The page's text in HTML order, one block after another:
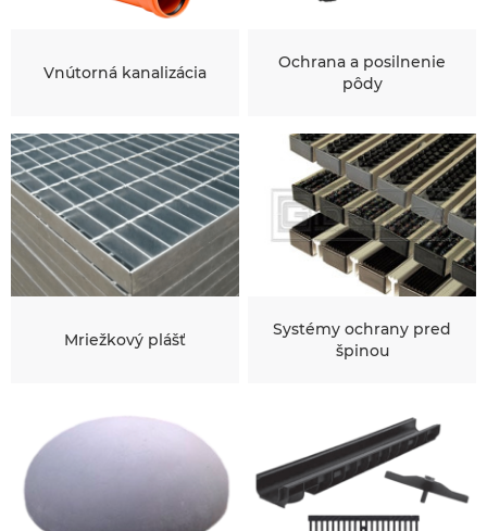
Vnútorná kanalizácia
Ochrana a posilnenie
pôdy
Mriežkový plášť
Systémy ochrany pred
špinou